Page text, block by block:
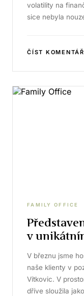
volatility na
sice nebyla
ČÍST KOMENTÁŘ
FAMILY OFFICE
v
V březnu jsme
naše klienty v
Vítkovic. V
dříve sloužila